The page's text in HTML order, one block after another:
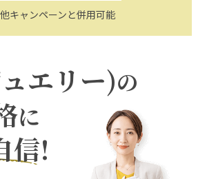
キャンペーンと併用可能
エリー)の
に
信!